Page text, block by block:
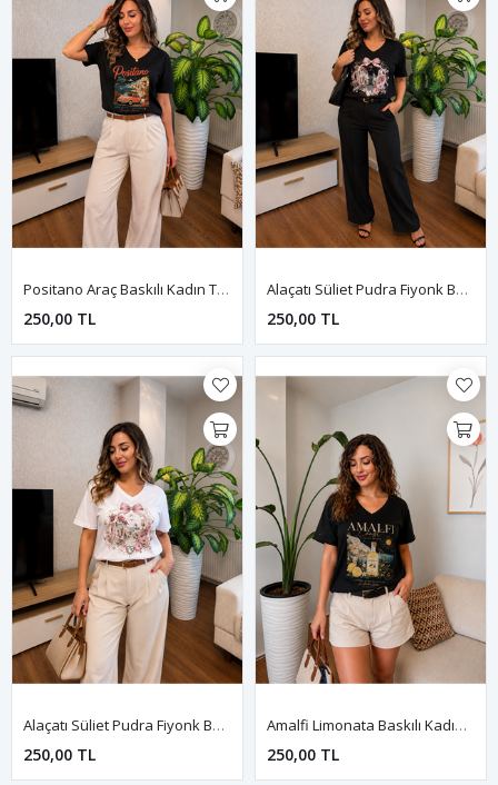
Positano Araç Baskılı Kadın Tişört-Siyah
250,00 TL
Alaçatı Süliet Pudra Fiyonk Baskılı Kadın Tişört-Siyah
250,00 TL
Alaçatı Süliet Pudra Fiyonk Baskılı Kadın Tişört-Beyaz
250,00 TL
Amalfi Limonata Baskılı Kadın Tişört-Siyah
250,00 TL